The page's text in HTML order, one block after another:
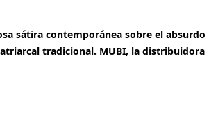
sátira contemporánea sobre el absurdo
tradicional. MUBI, la distribuidora